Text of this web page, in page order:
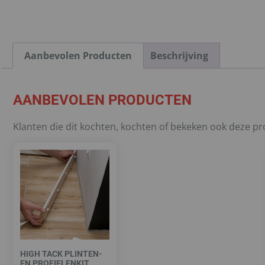
Aanbevolen Producten Beschrijving
AANBEVOLEN PRODUCTEN
Klanten die dit kochten, kochten of bekeken ook deze
HIGH TACK PLINTEN-